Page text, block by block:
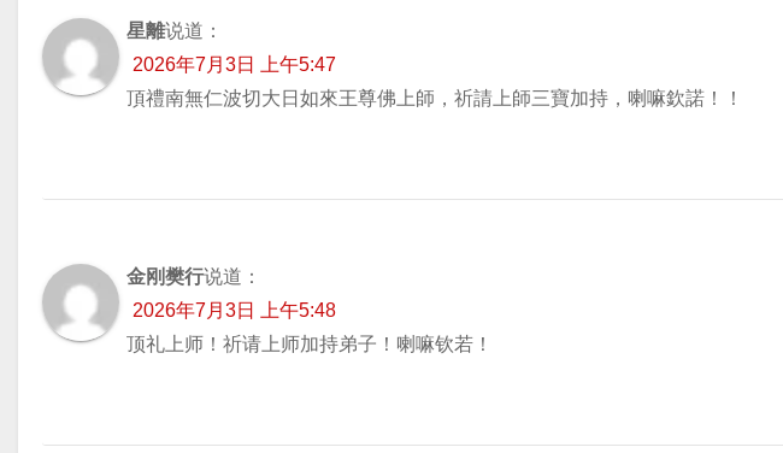
星離说道：
2026年7月3日 上午5:47
頂禮南無仁波切大日如來王尊佛上師，祈請上師三寶加持，喇嘛欽諾！！
金刚樊行说道：
2026年7月3日 上午5:48
顶礼上师！祈请上师加持弟子！喇嘛钦若！